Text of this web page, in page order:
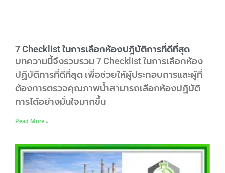
7 Checklist ในการเลือกห้องปฏิบัติการที่ดีที่สุด
บทความนี้จึงรวบรวม 7 Checklist ในการเลือกห้อง
ปฏิบัติการที่ดีที่สุด เพื่อช่วยให้ผู้ประกอบการและผู้ที่
ต้องการตรวจคุณภาพน้ำสามารถเลือกห้องปฏิบัติ
การได้อย่างมั่นใจมากขึ้น
Read More »